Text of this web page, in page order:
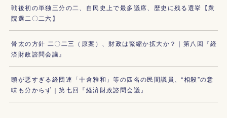
戦後初の単独三分の二、自民史上で最多議席、歴史に残る選挙【衆
院選二〇二六】
骨太の方針 二〇二三（原案）、財政は緊縮か拡大か？｜第八回『経
済財政諮問会議』
頭が悪すぎる経団連「十倉雅和」等の四名の民間議員、“相殺”の意
味も分からず｜第七回『経済財政諮問会議』